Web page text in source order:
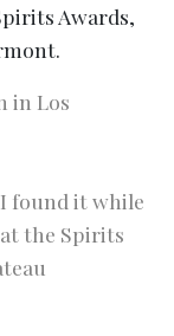
Awards,
in Los
found it while
the Spirits